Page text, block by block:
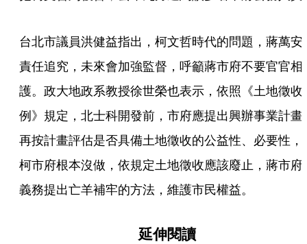
台北市議員洪健益指出，柯文哲時代的問題，蔣萬安
責任追究，未來會加強監督，呼籲蔣市府不要官官相
護。政大地政系教授徐世榮也表示，依照《土地徵收
例》規定，北士科開發前，市府應提出興辦事業計畫
再按計畫評估是否具備土地徵收的公益性、必要性，
柯市府根本沒做，依規定土地徵收應該廢止，蔣市府
義務提出亡羊補牢的方法，維護市民權益。
延伸閱讀